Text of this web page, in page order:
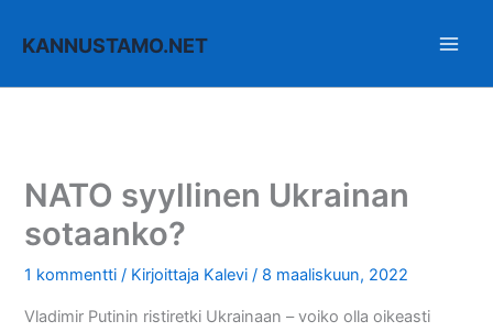
sisältöön
KANNUSTAMO.NET
NATO syyllinen Ukrainan
sotaanko?
1 kommentti / Kirjoittaja Kalevi/ 8 maaliskuun, 2022
Vladimir Putinin ristiretki Ukrainaan – voiko olla oikeasti